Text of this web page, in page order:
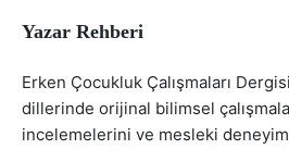
Yazar Rehberi
Erken Çocukluk Çalışmaları
dillerinde orijinal bilimsel
incelemelerini ve mesleki deneyim